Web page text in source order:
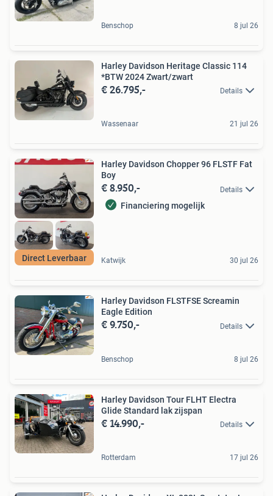
Benschop 8 jul 26
Harley Davidson Heritage Classic 114
*BTW 2024 Zwart/zwart
€ 26.795,- Details
Wassenaar 21 jul 26
Direct Leverbaar
Harley Davidson Chopper 96 FLSTF Fat
Boy
€ 8.950,- Details
Financiering mogelijk
Katwijk 30 jul 26
Harley Davidson FLSTFSE Screamin
Eagle Edition
€ 9.750,- Details
Benschop 8 jul 26
Harley Davidson Tour FLHT Electra
Glide Standard lak zijspan
€ 14.990,- Details
Rotterdam 17 jul 26